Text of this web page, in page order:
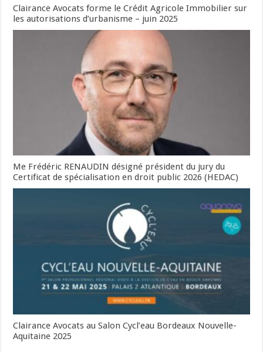
Clairance Avocats forme le Crédit Agricole Immobilier sur
les autorisations d’urbanisme – juin 2025
Me Frédéric RENAUDIN désigné président du jury du
Certificat de spécialisation en droit public 2026 (HEDAC)
Clairance Avocats au Salon Cycl’eau Bordeaux Nouvelle-
Aquitaine 2025